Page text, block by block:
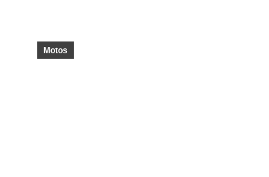
windowwindow
Motos